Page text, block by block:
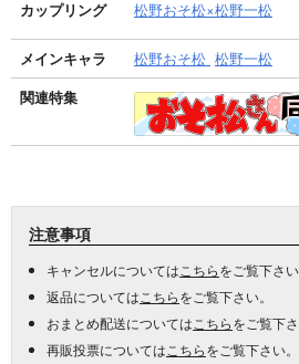
カップリング 松野おそ松×松野一松
メインキャラ 松野おそ松 松野一松
関連特集
注意事項
キャンセルについては こちらをご覧下さい
返品については こちらをご覧下さい。
おまとめ配送については こちらをご覧下さ
再販投票については こちらをご覧下さい。